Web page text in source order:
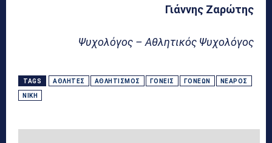
Γιάννης Ζαρώτης
Ψυχολόγος – Αθλητικός Ψυχολόγος
TAGS ΑΘΛΗΤΈΣ ΑΘΛΗΤΙΣΜΌΣ ΓΟΝΕΊΣ ΓΟΝΈΩΝ ΝΕΑΡΌΣ
ΝΊΚΗ